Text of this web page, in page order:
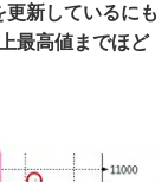
新しているにも
最高値までほど